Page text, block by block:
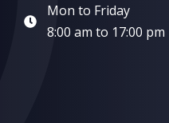
Mon to Friday
8:00 am to 17:00 pm